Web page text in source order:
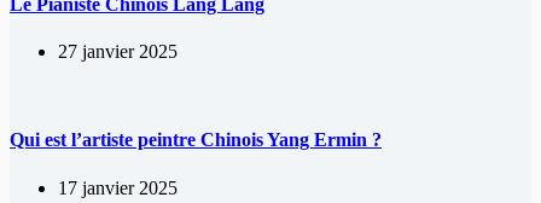
27 janvier 2025
Qui est l’artiste peintre Chinois Yang Ermin ?
17 janvier 2025